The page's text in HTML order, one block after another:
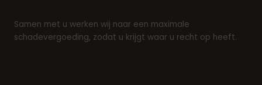
Samen met u werken wij naar een maximale
schadevergoeding, zodat u krijgt waar u recht op heeft.